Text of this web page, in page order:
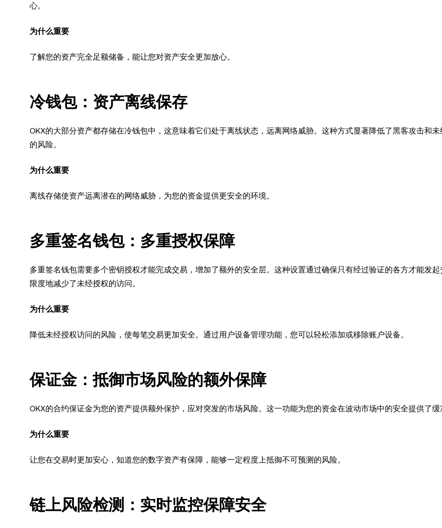
心。
为什么重要
了解您的资产完全足额储备，能让您对资产安全更加放心。
冷钱包：资产离线保存
OKX的大部分资产都存储在冷钱包中，这意味着它们处于离线状态，远离网络威胁。这种方式显著降低了黑客攻击和
的风险。
为什么重要
离线存储使资产远离潜在的网络威胁，为您的资金提供更安全的环境。
多重签名钱包：多重授权保障
多重签名钱包需要多个密钥授权才能完成交易，增加了额外的安全层。这种设置通过确保只有经过验证的各方才能发
限度地减少了未经授权的访问。
为什么重要
降低未经授权访问的风险，使每笔交易更加安全。通过用户设备管理功能，您可以轻松添加或移除账户设备。
保证金：抵御市场风险的额外保障
OKX的合约保证金为您的资产提供额外保护，应对突发的市场风险。这一功能为您的资金在波动市场中的安全提供了缓
为什么重要
让您在交易时更加安心，知道您的数字资产有保障，能够一定程度上抵御不可预测的风险。
链上风险检测：实时监控保障安全